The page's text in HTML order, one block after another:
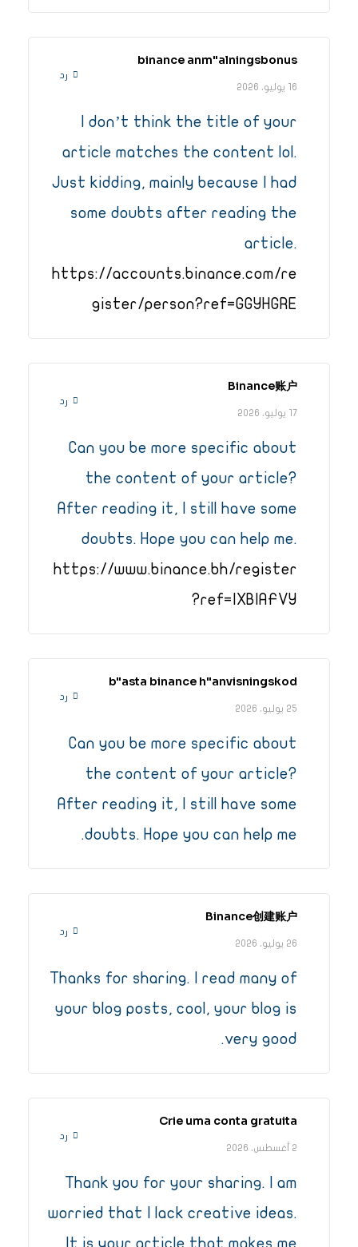
binance anm"alningsbonus
16 يوليو، 2026
رد
I don’t think the title of your
article matches the content lol.
Just kidding, mainly because I had
some doubts after reading the
article.
https://accounts.binance.com/re
gister/person?ref=GGYHGRE
Binance账户
17 يوليو، 2026
رد
Can you be more specific about
the content of your article?
After reading it, I still have some
doubts. Hope you can help me.
https://www.binance.bh/register
?ref=IXBIAFVY
b"asta binance h"anvisningskod
25 يوليو، 2026
رد
Can you be more specific about
the content of your article?
After reading it, I still have some
doubts. Hope you can help me.
Binance创建账户
26 يوليو، 2026
رد
Thanks for sharing. I read many of
your blog posts, cool, your blog is
very good.
Crie uma conta gratuita
2 أغسطس، 2026
رد
Thank you for your sharing. I am
worried that I lack creative ideas.